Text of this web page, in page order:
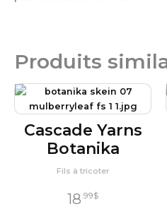
Produits
Cascade Yarns
Botanika
Fils à tricoter
18 .99$